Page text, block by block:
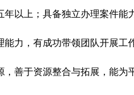
年以上；具备独立办理案件
能力，有成功带领团队开展工
，善于资源整合与拓展，能为